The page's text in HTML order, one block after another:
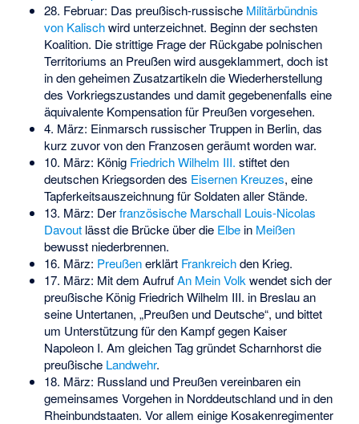
28. Februar: Das preußisch-russische Militärbündnis
von Kalischwird unterzeichnet. Beginn der sechsten
Koalition. Die strittige Frage der Rückgabe polnischen
Territoriums an Preußen wird ausgeklammert, doch ist
in den geheimen Zusatzartikeln die Wiederherstellung
des Vorkriegszustandes und damit gegebenenfalls eine
äquivalente Kompensation für Preußen vorgesehen.
4. März: Einmarsch russischer Truppen in Berlin, das
kurz zuvor von den Franzosen geräumt worden war.
10. März: König Friedrich Wilhelm III. stiftet den
deutschen Kriegsorden des Eisernen Kreuzes, eine
Tapferkeitsauszeichnung für Soldaten aller Stände.
13. März: Derfranzösische Marschall Louis-Nicolas
Davoutlässt die Brücke über die Elbein Meißen
bewusst niederbrennen.
16. März: Preußenerklärt Frankreichden Krieg.
17. März: Mit dem AufrufAn Mein Volk wendet sich der
preußische König Friedrich Wilhelm III. in Breslau an
seine Untertanen, „Preußen und Deutsche“, und bittet
um Unterstützung für den Kampf gegen Kaiser
Napoleon I. Am gleichen Tag gründet Scharnhorst die
preußische Landwehr.
18. März: Russland und Preußen vereinbaren ein
gemeinsames Vorgehen in Norddeutschland und in den
Rheinbundstaaten. Vor allem einige Kosakenregimenter